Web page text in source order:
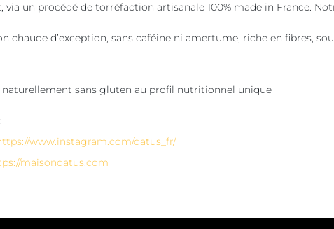
via un procédé de torréfaction artisanale 100% made in France.
chaude d’exception, sans caféine ni amertume, riche en fibres,
sans gluten au profil nutritionnel unique
:
www.instagram.com/datus_fr/
maisondatus.com